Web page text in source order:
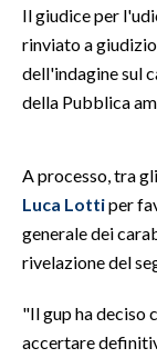
CULTURA
SALUTE
SARDI NEL
NOTIZIE
EVENTI
Il giudice per
rinviato a
dell'indagine sul
della Pubblica
A processo, tra
Luca Lottiper
generale dei
rivelazione del
"Il gup ha deciso
accertare